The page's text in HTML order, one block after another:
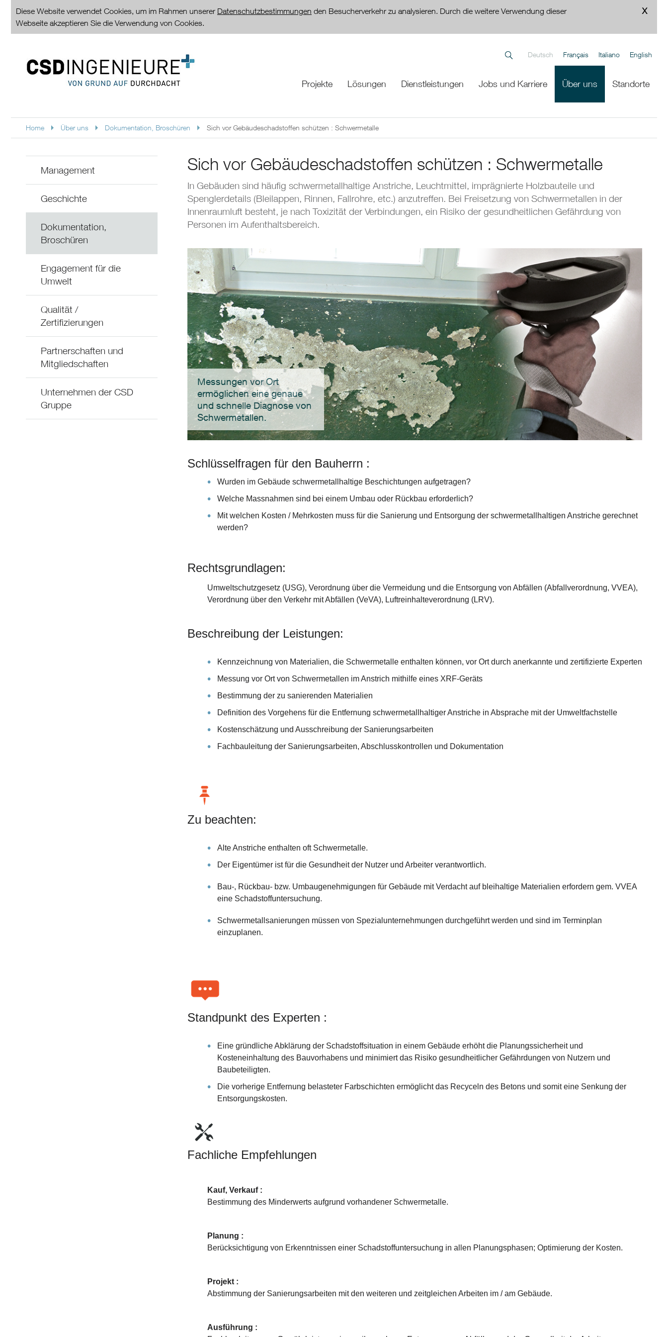
Diese Website verwendet Cookies, um im Rahmen unserer Datenschutzbestimmungen den Besucherverkehr zu analysieren. Durch die weitere Verwendung dieser
Webseite akzeptieren Sie die Verwendung von Cookies.
Deutsch Français Italiano English
Projekte Lösungen Dienstleistungen Jobs und Karriere Über uns Standorte
Home Über uns Dokumentation, Broschüren Sich vor Gebäudeschadstoffen schützen : Schwermetalle
Management
Geschichte
Dokumentation,
Broschüren
Engagement für die
Umwelt
Qualität /
Zertifizierungen
Partnerschaften und
Mitgliedschaften
Unternehmen der CSD
Gruppe
Sich vor Gebäudeschadstoffen schützen : Schwermetalle
In Gebäuden sind häufig schwermetallhaltige Anstriche, Leuchtmittel, imprägnierte Holzbauteile und
Spenglerdetails (Bleilappen, Rinnen, Fallrohre, etc.) anzutreffen. Bei Freisetzung von Schwermetallen in der
Innenraumluft besteht, je nach Toxizität der Verbindungen, ein Risiko der gesundheitlichen Gefährdung von
Personen im Aufenthaltsbereich.
Messungen vor Ort
ermöglichen eine genaue
und schnelle Diagnose von
Schwermetallen.
Schlüsselfragen für den Bauherrn :
Wurden im Gebäude schwermetallhaltige Beschichtungen aufgetragen?
Welche Massnahmen sind bei einem Umbau oder Rückbau erforderlich?
Mit welchen Kosten / Mehrkosten muss für die Sanierung und Entsorgung der schwermetallhaltigen Anstriche gerechnet
werden?
Rechtsgrundlagen:
Umweltschutzgesetz (USG), Verordnung über die Vermeidung und die Entsorgung von Abfällen (Abfallverordnung, VVEA),
Verordnung über den Verkehr mit Abfällen (VeVA), Luftreinhalteverordnung (LRV).
Beschreibung der Leistungen:
Kennzeichnung von Materialien, die Schwermetalle enthalten können, vor Ort durch anerkannte und zertifizierte Experten
Messung vor Ort von Schwermetallen im Anstrich mithilfe eines XRF-Geräts
Bestimmung der zu sanierenden Materialien
Definition des Vorgehens für die Entfernung schwermetallhaltiger Anstriche in Absprache mit der Umweltfachstelle
Kostenschätzung und Ausschreibung der Sanierungsarbeiten
Fachbauleitung der Sanierungsarbeiten, Abschlusskontrollen und Dokumentation
Zu beachten:
Alte Anstriche enthalten oft Schwermetalle.
Der Eigentümer ist für die Gesundheit der Nutzer und Arbeiter verantwortlich.
Bau-, Rückbau- bzw. Umbaugenehmigungen für Gebäude mit Verdacht auf bleihaltige Materialien erfordern gem. VVEA
eine Schadstoffuntersuchung.
Schwermetallsanierungen müssen von Spezialunternehmungen durchgeführt werden und sind im Terminplan
einzuplanen.
Standpunkt des Experten :
Eine gründliche Abklärung der Schadstoffsituation in einem Gebäude erhöht die Planungssicherheit und
Kosteneinhaltung des Bauvorhabens und minimiert das Risiko gesundheitlicher Gefährdungen von Nutzern und
Baubeteiligten.
Die vorherige Entfernung belasteter Farbschichten ermöglicht das Recyceln des Betons und somit eine Senkung der
Entsorgungskosten.
Fachliche Empfehlungen
Kauf, Verkauf :
Bestimmung des Minderwerts aufgrund vorhandener Schwermetalle.
Planung :
Berücksichtigung von Erkenntnissen einer Schadstoffuntersuchung in allen Planungsphasen; Optimierung der Kosten.
Projekt :
Abstimmung der Sanierungsarbeiten mit den weiteren und zeitgleichen Arbeiten im / am Gebäude.
Ausführung :